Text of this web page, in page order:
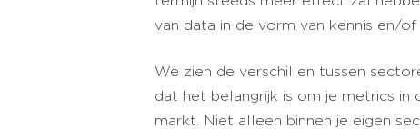
van data in de vorm van kennis en/
We zien de verschillen tussen
dat het belangrijk is om je metrics
markt. Niet alleen binnen je eigen